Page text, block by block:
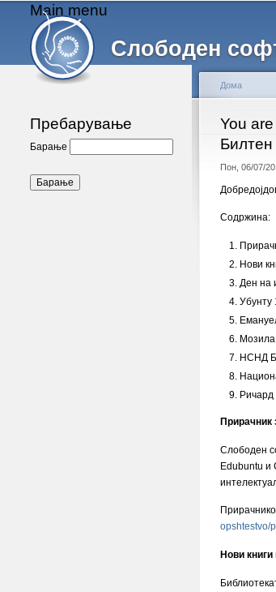
Слободен
Main menu
Пребарување
Барање
You
Дома
Пон, 06/07/
Содржина:
Нови
Ден на
Убунту
НСНД
Ричард
Прирачник
Слободен
Edubuntu и
opshtestvo/
Нови